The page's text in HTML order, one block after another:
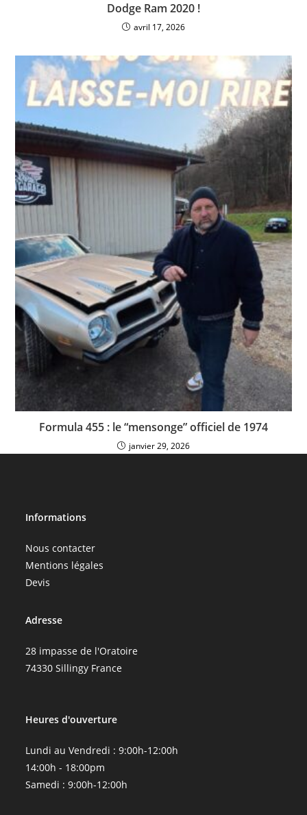
Dodge Ram 2020 !
avril 17, 2026
Formula 455 : le “mensonge” officiel de 1974
janvier 29, 2026
Informations
Nous contacter
Mentions légales
Devis
Adresse
28 impasse de l'Oratoire
74330 Sillingy France
Heures d'ouverture
Lundi au Vendredi : 9:00h-12:00h
14:00h - 18:00pm
Samedi : 9:00h-12:00h